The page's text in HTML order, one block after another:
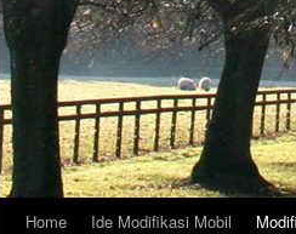
Home Ide Modifikasi Mobil